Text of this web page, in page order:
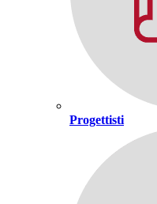
Progettisti